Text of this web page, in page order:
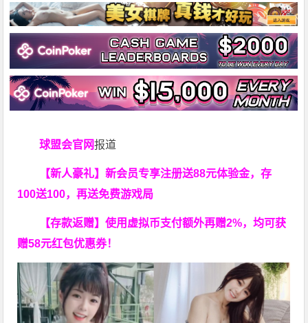
球盟会官网报道
【新人豪礼】新会员专享注册送88元体验金，存
100送100，再送免费游戏局
【存款返赠】使用虚拟币支付额外再赠2%，均可获
赠58元红包优惠券！